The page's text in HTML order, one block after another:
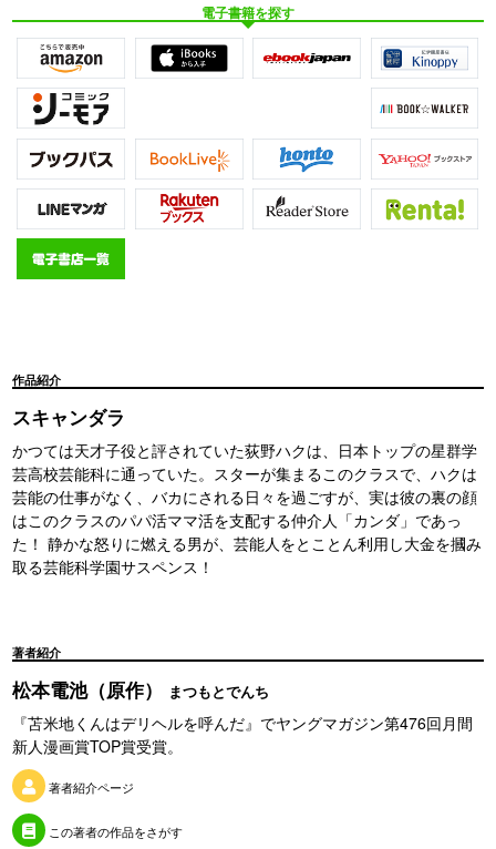
電子書籍を探す
作品紹介
スキャンダラ
かつては天才子役と評されていた荻野ハクは、日本トップの星群学
芸高校芸能科に通っていた。スターが集まるこのクラスで、ハクは
芸能の仕事がなく、バカにされる日々を過ごすが、実は彼の裏の顔
はこのクラスのパパ活ママ活を支配する仲介人「カンダ」であっ
た！ 静かな怒りに燃える男が、芸能人をとことん利用し大金を摑み
取る芸能科学園サスペンス！
著者紹介
松本電池（原作） まつもとでんち
『苫米地くんはデリヘルを呼んだ』でヤングマガジン第476回月間
新人漫画賞TOP賞受賞。
著者紹介ページ
この著者の作品をさがす